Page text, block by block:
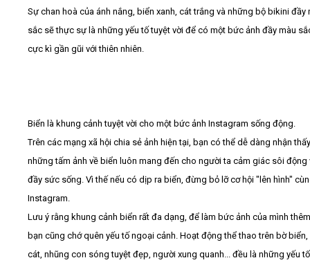
Sự chan hoà của ánh nắng, biển xanh, cát trắng và những bộ bikini đầy
sắc sẽ thực sự là những yếu tố tuyệt vời để có một bức ảnh đầy màu
cực kì gần gũi với thiên nhiên.
Biển là khung cảnh tuyệt vời cho một bức ảnh Instagram sống động.
Trên các mạng xã hội chia sẻ ảnh hiện tại, bạn có thể dễ dàng nhận thấy
những tấm ảnh về biển luôn mang đến cho người ta cảm giác sôi động
đầy sức sống. Vì thế nếu có dịp ra biển, đừng bỏ lỡ cơ hội "lên hình"
Instagram.
Lưu ý rằng khung cảnh biển rất đa dạng, để làm bức ảnh của mình
bạn cũng chớ quên yếu tố ngoại cảnh. Hoạt động thể thao trên bờ biển,
cát, nhũng con sóng tuyệt đẹp, người xung quanh... đều là những yếu